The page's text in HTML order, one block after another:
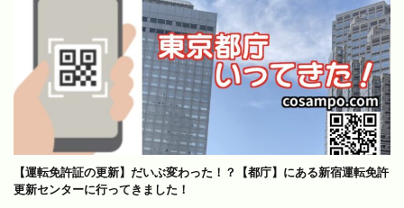
【運転免許証の更新】だいぶ変わった！？【都庁】にある新宿運転免許
更新センターに行ってきました！